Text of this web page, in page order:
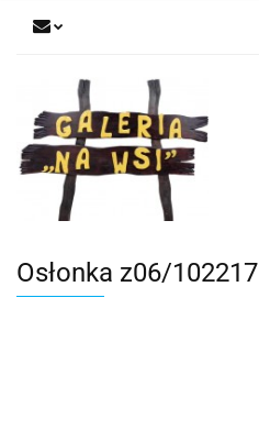
Osłonka z06/102217